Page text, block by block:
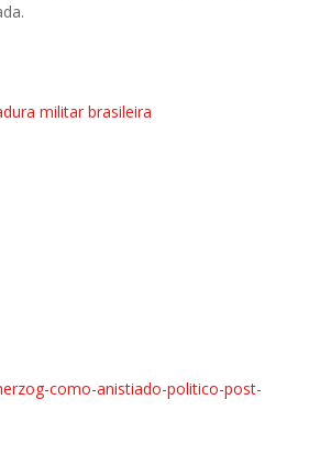
militar brasileira
como-anistiado-politico-post-